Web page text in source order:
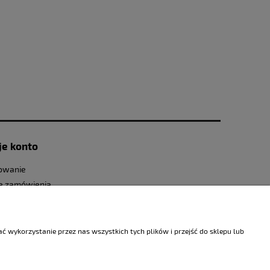
konto
zamówienia
wykorzystanie przez nas wszystkich tych plików i przejść do sklepu lub